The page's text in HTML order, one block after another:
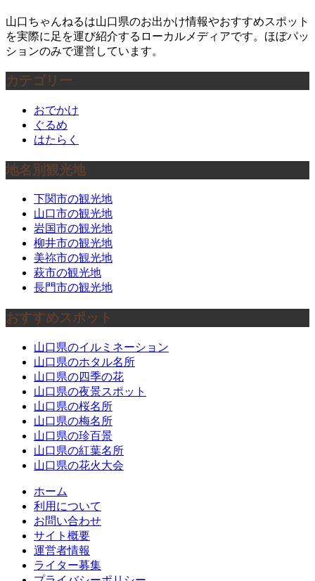
山口ちゃんねるは山口県のお出かけ情報やおすすめスポット
を実際に足を運び紹介するローカルメディアです。ほぼパッ
ションのみで運営しています。
カテゴリー
おでかけ
ぐるめ
はたらく
地名別観光地
下関市の観光地
山口市の観光地
岩国市の観光地
柳井市の観光地
美祢市の観光地
萩市の観光地
長門市の観光地
おすすめスポット
山口県のイルミネーション
山口県のホタル名所
山口県の四季の花
山口県の夜景スポット
山口県の桜名所
山口県の梅名所
山口県の珍百景
山口県の紅葉名所
山口県の花火大会
ホーム
利用について
お問い合わせ
サイト概要
運営者情報
ライター募集